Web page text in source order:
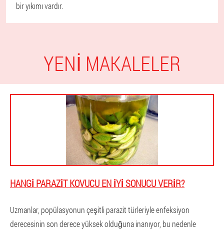
bir yıkımı vardır.
YENI MAKALELER
HANGI PARAZIT KOVUCU EN IYI SONUCU VERIR?
Uzmanlar, popülasyonun çeşitli parazit türleriyle enfeksiyon
derecesinin son derece yüksek olduğuna inanıyor, bu nedenle